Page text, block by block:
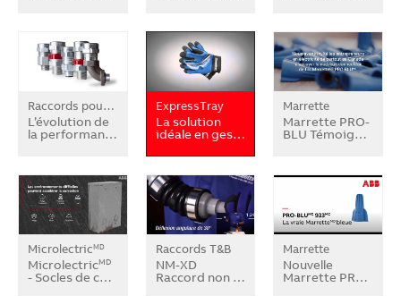
Raccords pour câbles Star Teckᴹᴰ
L’évolution de
la performan…
ExpressTray
La solution
idéale en ges…
Marrette
Marrette PRO-
BLU Témoig…
MicrolectricMD
MicrolectricMD
- Socles de c…
Raccords T&B
NM-XD
Raccord non …
Marrette
Nouvelle
Marrette PR…